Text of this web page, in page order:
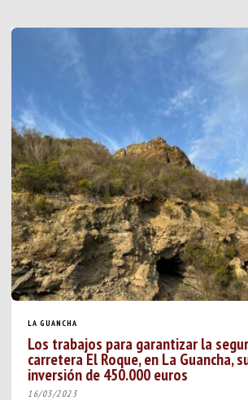
LA GUANCHA
Los trabajos para garantizar la
carretera El Roque, en La Guancha,
inversión de 450.000 euros
16/03/2023